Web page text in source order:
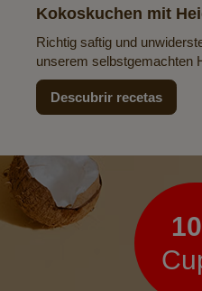
Kokoskuchen mit
Richtig saftig und
unserem selbstgemachten
Descubrir recetas
Boletín
de
noticias